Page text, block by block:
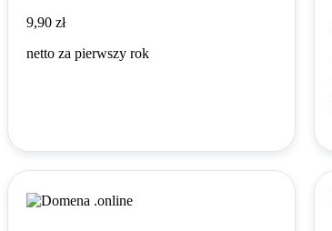
9,90 zł
9,90 zł
netto za pierwszy rok